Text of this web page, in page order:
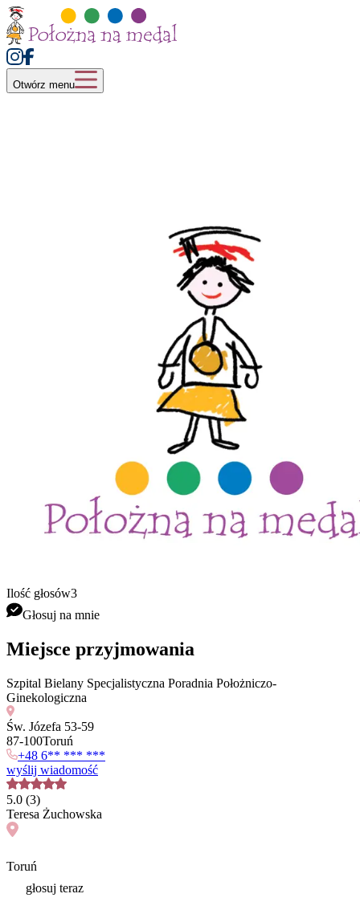
Otwórz menu
Ilość głosów3
Głosuj na mnie
Miejsce przyjmowania
Szpital Bielany Specjalistyczna Poradnia Położniczo-
Ginekologiczna
Św. Józefa 53-59
87-100Toruń
+48 6** *** ***
wyślij wiadomość
5.0 (3)
Teresa Żuchowska
Toruń
głosuj teraz